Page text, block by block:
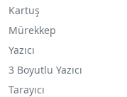
Kartuş
Mürekkep
Yazıcı
3 Boyutlu Yazıcı
Tarayıcı